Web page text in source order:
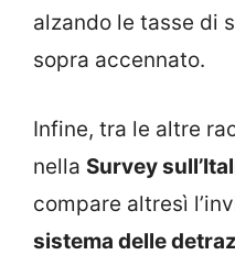
alzando le tasse di
sopra accennato.
Infine, tra le altre
nella Survey
compare altresì
sistema delle